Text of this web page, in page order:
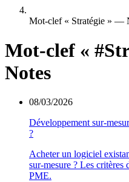
Mot-clef « Stratégie » —
Mot-clef «
Notes
08/03/2026
Développement sur-
?
Acheter un logiciel
sur-mesure ? Les
PME.